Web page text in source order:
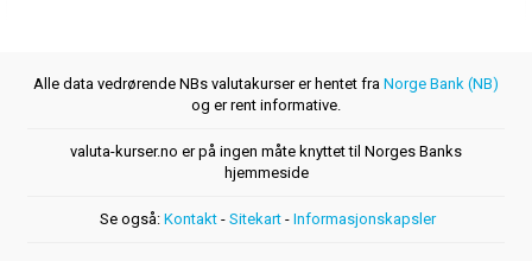
Alle data vedrørende NBs valutakurser er hentet fra Norge Bank (NB)
og er rent informative.
valuta-kurser.no er på ingen måte knyttet til Norges Banks
hjemmeside
Se også: Kontakt - Sitekart - Informasjonskapsler